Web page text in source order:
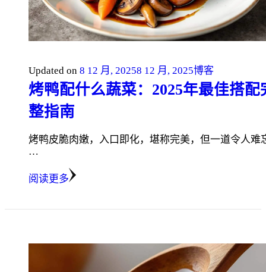
Updated on 8 12 月, 20258 12 月, 2025博客
烤鸭配什么蔬菜：2025年最佳搭配
整指南
烤鸭皮脆肉嫩，入口即化，堪称完美，但一道令人难
…
阅读更多